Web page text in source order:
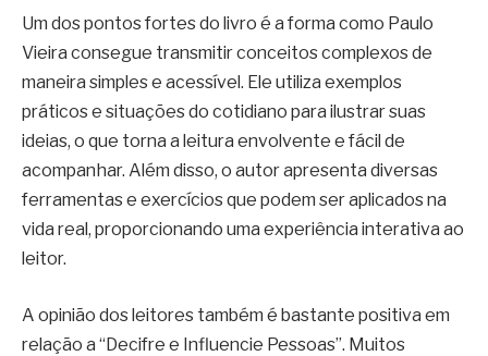
Um dos pontos fortes do livro é a forma como Paulo
Vieira consegue transmitir conceitos complexos de
maneira simples e acessível. Ele utiliza exemplos
práticos e situações do cotidiano para ilustrar suas
ideias, o que torna a leitura envolvente e fácil de
acompanhar. Além disso, o autor apresenta diversas
ferramentas e exercícios que podem ser aplicados na
vida real, proporcionando uma experiência interativa ao
leitor.
A opinião dos leitores também é bastante positiva em
relação a “Decifre e Influencie Pessoas”. Muitos